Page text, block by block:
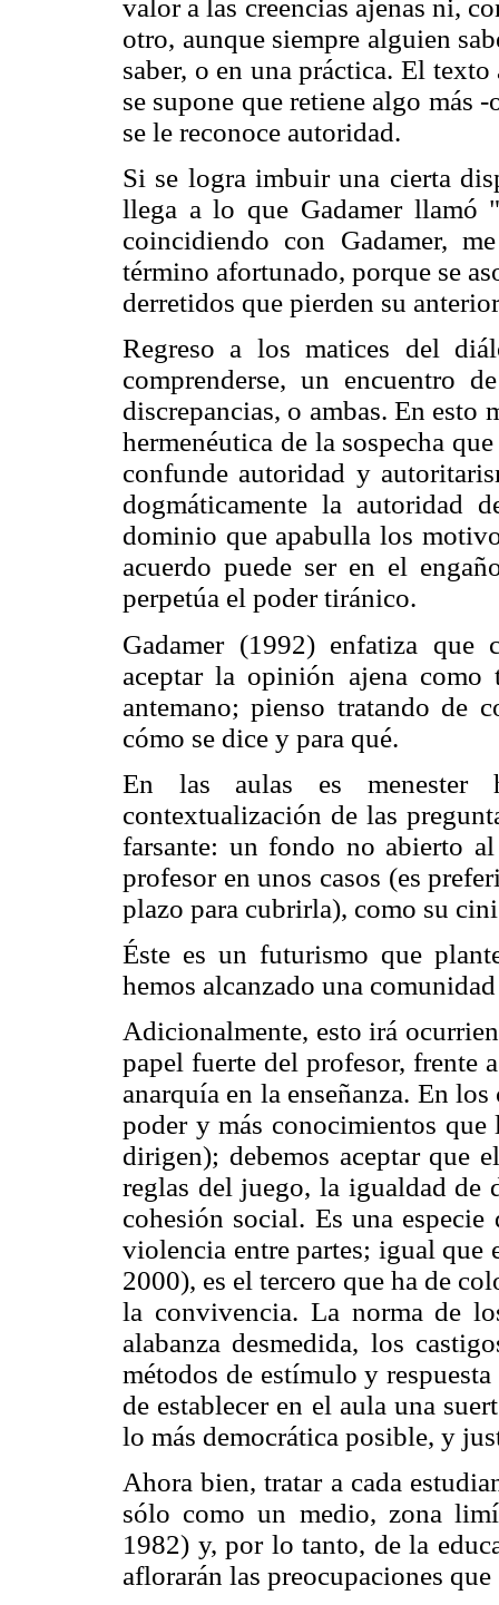
valor a las creencias ajenas ni,
otro, aunque siempre alguien
saber, o en una práctica. El
se supone que retiene algo más
se le reconoce autoridad.
Si se logra imbuir una cierta
llega a lo que Gadamer llamó
coincidiendo con Gadamer,
término afortunado, porque se
derretidos que pierden su
Regreso a los matices del
comprenderse, un encuentro
discrepancias, o ambas. En esto
hermenéutica de la sospecha
confunde autoridad y
dogmáticamente la autoridad
dominio que apabulla los
acuerdo puede ser en el
perpetúa el poder tiránico.
Gadamer (1992) enfatiza que
aceptar la opinión ajena como
antemano; pienso tratando de
cómo se dice y para qué.
En las aulas es menester
contextualización de las
farsante: un fondo no abierto
profesor en unos casos (es
plazo para cubrirla), como su
Éste es un futurismo que
hemos alcanzado una
Adicionalmente, esto irá
papel fuerte del profesor, frente
anarquía en la enseñanza. En
poder y más conocimientos
dirigen); debemos aceptar que
reglas del juego, la igualdad de
cohesión social. Es una
violencia entre partes; igual que
2000), es el tercero que ha de
la convivencia. La norma de
alabanza desmedida, los
métodos de estímulo y
de establecer en el aula una
lo más democrática posible, y
Ahora bien, tratar a cada
sólo como un medio, zona
1982) y, por lo tanto, de la
aflorarán las preocupaciones